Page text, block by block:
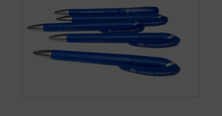
PANGOLINA.COM